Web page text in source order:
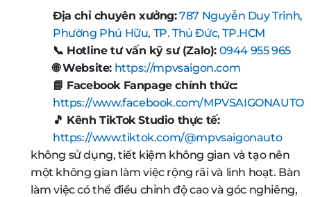
Địa chỉ chuyên xưởng:787 Nguyễn Duy Trinh,
Phường Phú Hữu, TP. Thủ Đức, TP.HCM
📞 Hotline tư vấn kỹ sư (Zalo): 0944 955 965
🌐 Website: https://mpvsaigon.com
📘 Facebook Fanpage chính thức:
https://www.facebook.com/MPVSAIGONAUTO
🎵 Kênh TikTok Studio thực tế:
https://www.tiktok.com/@mpvsaigonauto
không sử dụng, tiết kiệm không gian và tạo nên
một không gian làm việc rộng rãi và linh hoạt. Bàn
làm việc có thể điều chỉnh độ cao và góc nghiêng,